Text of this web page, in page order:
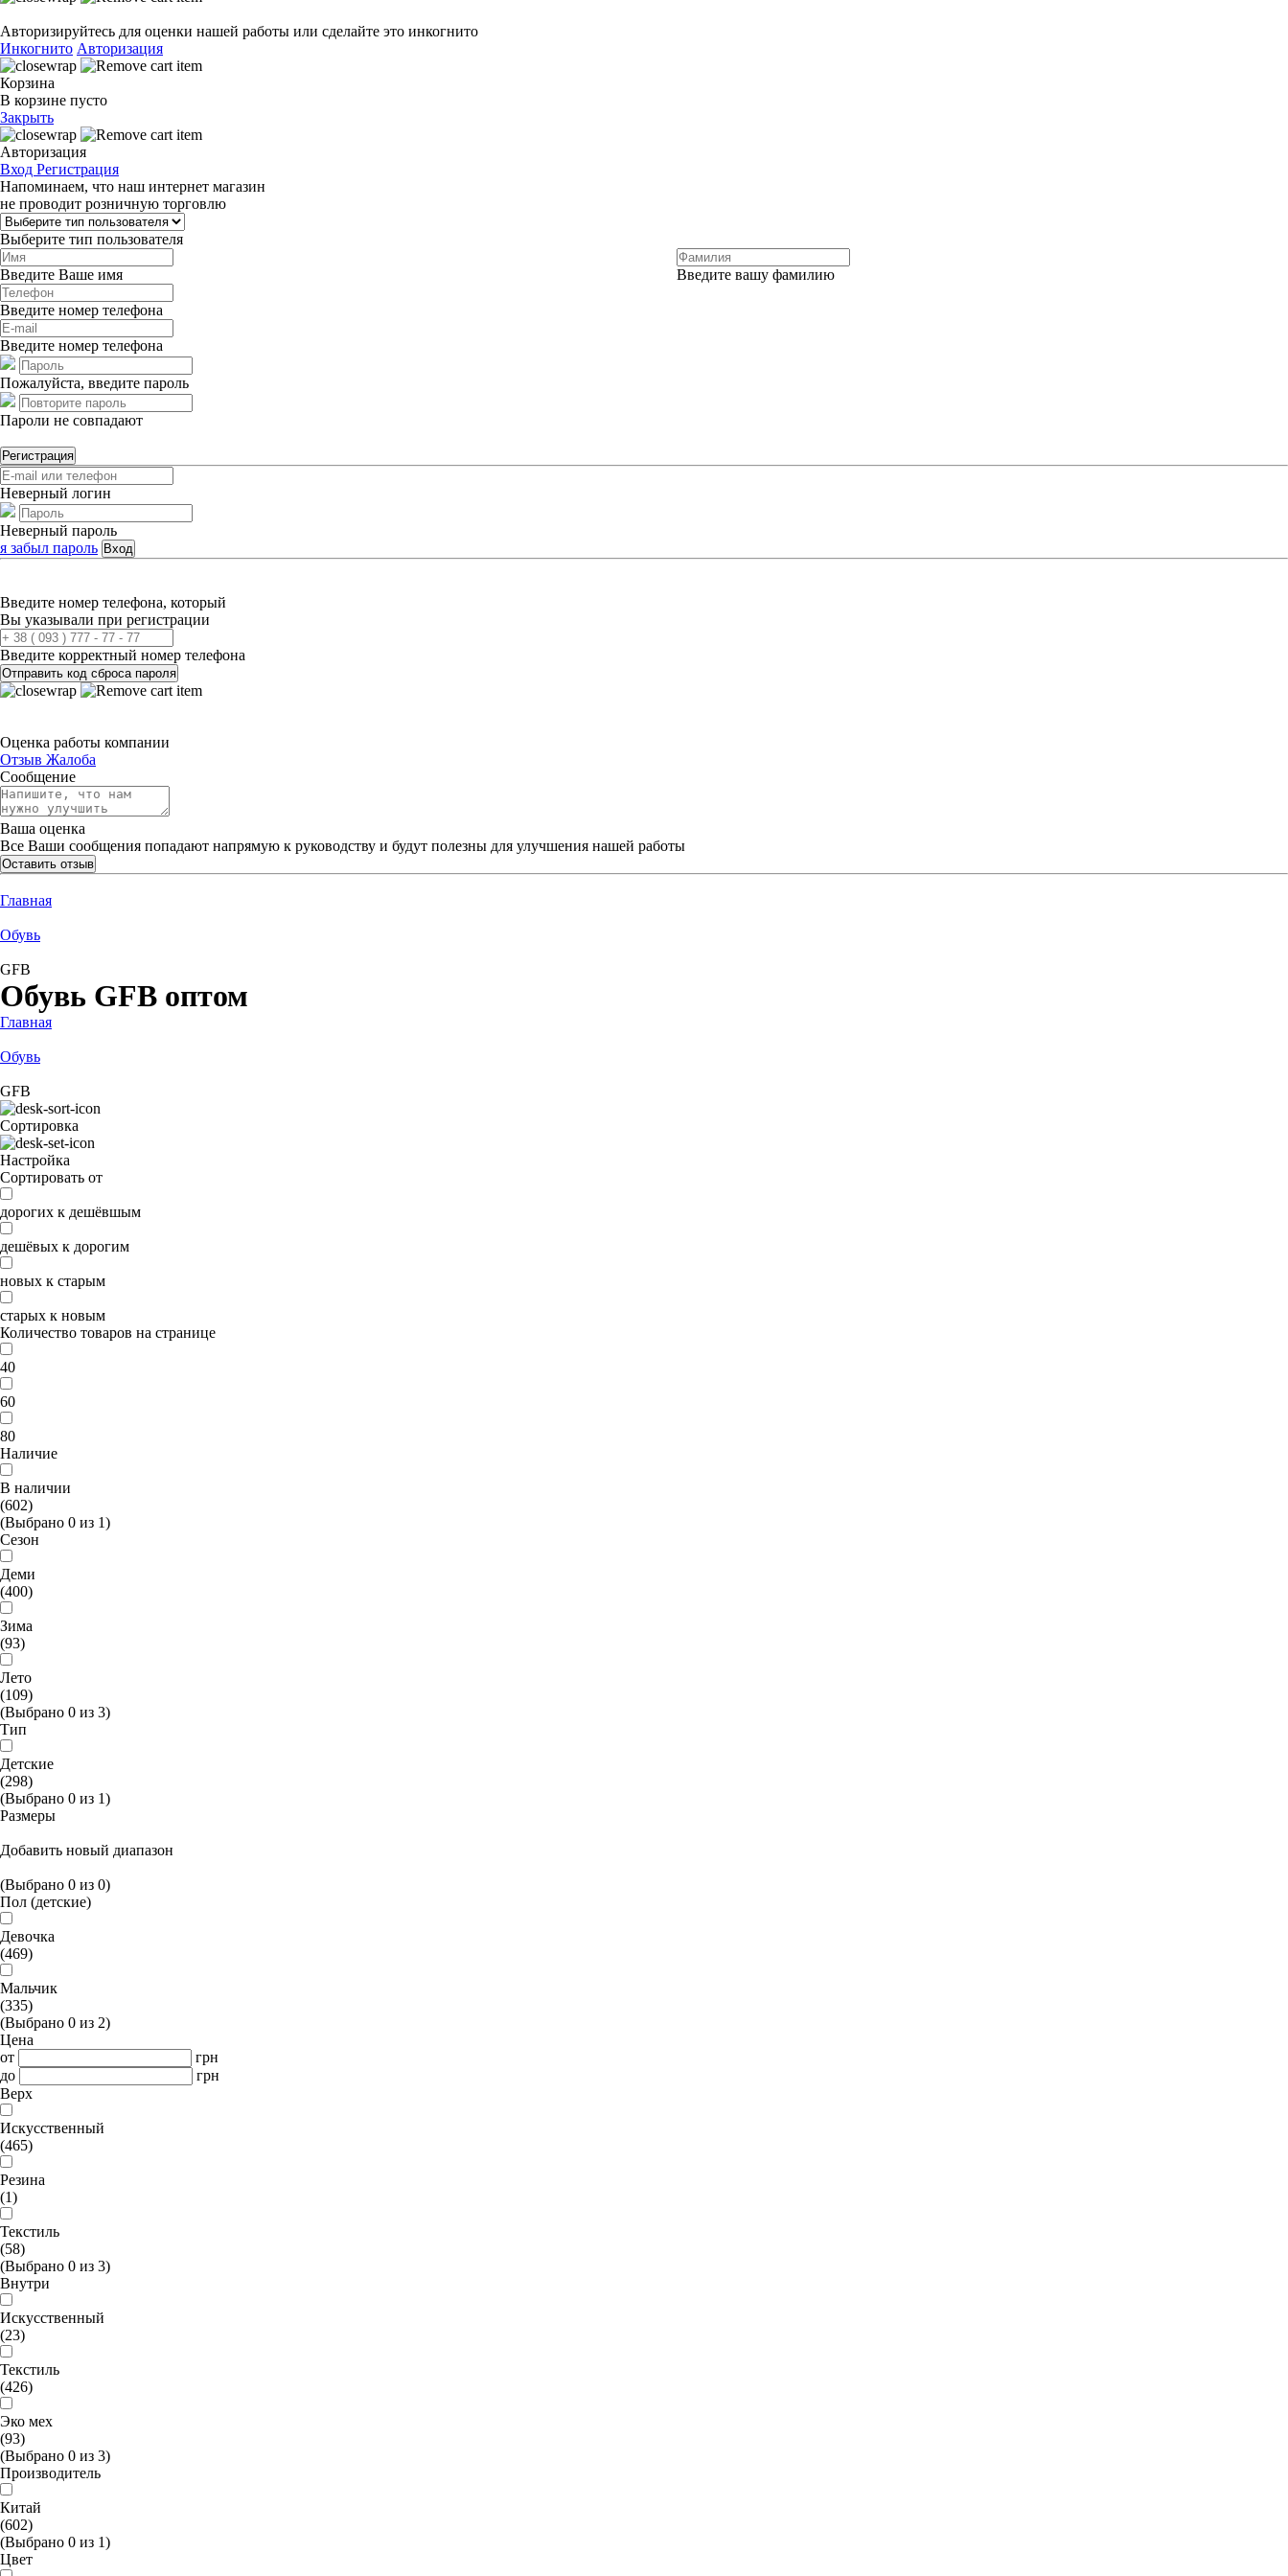
Авторизируйтесь для оценки нашей работы или сделайте это инкогнито
Инкогнито Авторизация
Корзина
В корзине пусто
Закрыть
Авторизация
Вход Регистрация
Напоминаем, что наш интернет магазин
не проводит розничную торговлю
Выберите тип пользователя
Введите Ваше имя Введите вашу фамилию
Введите номер телефона
Введите номер телефона
Пожалуйста, введите пароль
Пароли не совпадают
Регистрация
Неверный логин
Неверный пароль
я забыл пароль Вход
Введите номер телефона, который
Вы указывали при регистрации
Введите корректный номер телефона
Отправить код сброса пароля
Оценка работы компании
Отзыв Жалоба
Сообщение
Ваша оценка
Все Ваши сообщения попадают напрямую к руководству и будут полезны для улучшения нашей работы
Оставить отзыв
Главная
Обувь
GFB
Обувь GFB оптом
Главная
Обувь
GFB
Сортировка
Настройка
Сортировать от
дорогих к дешёвшым
дешёвых к дорогим
новых к старым
старых к новым
Количество товаров на странице
40
60
80
Наличие
В наличии
(602)
(Выбрано 0 из 1)
Сезон
Деми
(400)
Зима
(93)
Лето
(109)
(Выбрано 0 из 3)
Тип
Детские
(298)
(Выбрано 0 из 1)
Размеры
Добавить новый диапазон
(Выбрано 0 из 0)
Пол (детские)
Девочка
(469)
Мальчик
(335)
(Выбрано 0 из 2)
Цена
от
грн
до
грн
Верх
Искусственный
(465)
Резина
(1)
Текстиль
(58)
(Выбрано 0 из 3)
Внутри
Искусственный
(23)
Текстиль
(426)
Эко мех
(93)
(Выбрано 0 из 3)
Производитель
Китай
(602)
(Выбрано 0 из 1)
Цвет